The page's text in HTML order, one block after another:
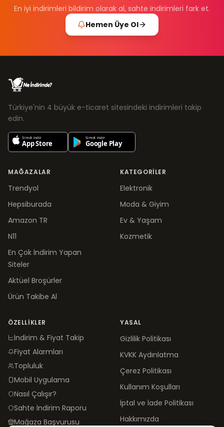
En iyi indirimleri bildirim olarak al, sahte indirimleri fark et.
Hemen Üye Ol
Türkiye'nin 4 büyük e-ticaret sitesindeki indirimleri takip
edin.
MAĞAZALAR
Trendyol
Hepsiburada
Amazon TR
N11
En Çok İndirim Yapan
Siteler
Aktüel Broşürler
Ürün Takibe Al
KATEGORILER
Elektronik
Moda & Giyim
Ev & Yaşam
Kozmetik
ÖZELLIKLER
İndirim & Fiyat Takip
Fiyat Alarmları
Topluluk
Mobil Uygulama
Nasıl Çalışır?
Sahte İndirim Raporu
Mağaza Başvurusu
YASAL
Gizlilik Politikası
KVKK Aydınlatma
Çerez Politikası
Kullanım Koşulları
İptal ve İade Politikası
Hakkımızda